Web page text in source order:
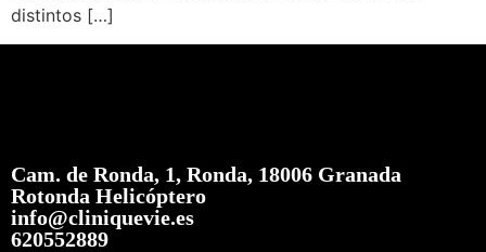
distintos […]
Cam. de Ronda, 1, Ronda, 18006 Granada
Rotonda Helicóptero
info@cliniquevie.es
620552889